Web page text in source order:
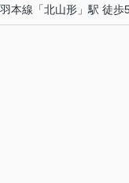
本線 「北山形 」駅 徒歩